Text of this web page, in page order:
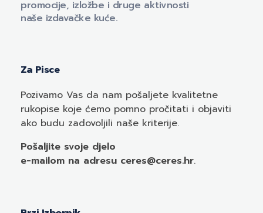
promocije, izložbe i druge aktivnosti
naše izdavačke kuće.
Za Pisce
Pozivamo Vas da nam pošaljete kvalitetne
rukopise koje ćemo pomno pročitati i objaviti
ako budu zadovoljili naše kriterije.
Pošaljite svoje djelo
e-mailom na adresu ceres@ceres.hr.